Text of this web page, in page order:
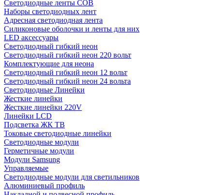
Светодиодные ленты COB
Наборы светодиодных лент
Адресная светодиодная лента
Силиконовые оболочки и ленты для них
LED аксессуары
Светодиодный гибкий неон
Светодиодный гибкий неон 220 вольт
Комплектующие для неона
Светодиодный гибкий неон 12 вольт
Светодиодный гибкий неон 24 вольта
Светодиодные Линейки
Жесткие линейки
Жесткие линейки 220V
Линейки LCD
Подсветка ЖК ТВ
Токовые светодиодные линейки
Светодиодные модули
Герметичные модули
Модули Samsung
Управляемые
Светодиодные модули для светильников
Алюминиевый профиль